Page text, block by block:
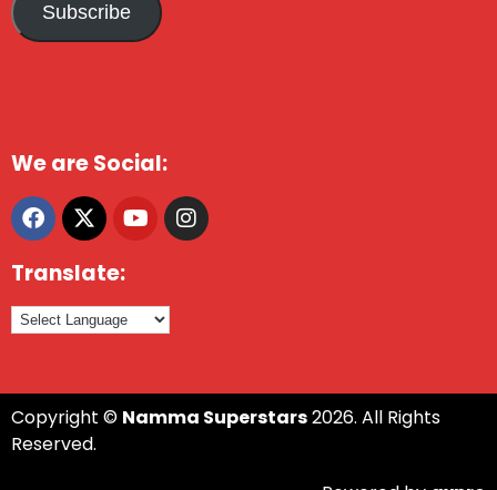
Subscribe
We are Social:
Translate:
Copyright © Namma Superstars2026. All Rights
Reserved.